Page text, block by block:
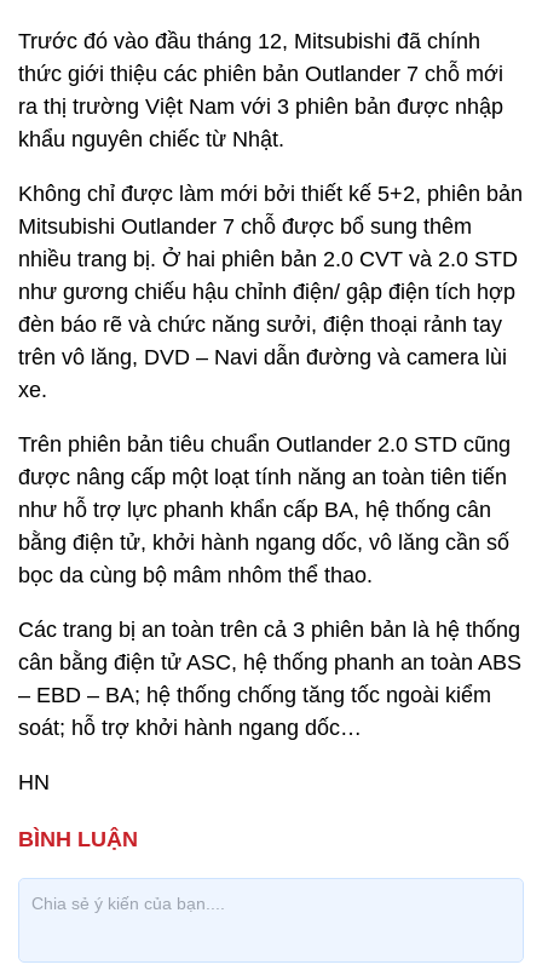
Trước đó vào đầu tháng 12, Mitsubishi đã chính
thức giới thiệu các phiên bản Outlander 7 chỗ mới
ra thị trường Việt Nam với 3 phiên bản được nhập
khẩu nguyên chiếc từ Nhật.
Không chỉ được làm mới bởi thiết kế 5+2, phiên bản
Mitsubishi Outlander 7 chỗ được bổ sung thêm
nhiều trang bị. Ở hai phiên bản 2.0 CVT và 2.0 STD
như gương chiếu hậu chỉnh điện/ gập điện tích hợp
đèn báo rẽ và chức năng sưởi, điện thoại rảnh tay
trên vô lăng, DVD – Navi dẫn đường và camera lùi
xe.
Trên phiên bản tiêu chuẩn Outlander 2.0 STD cũng
được nâng cấp một loạt tính năng an toàn tiên tiến
như hỗ trợ lực phanh khẩn cấp BA, hệ thống cân
bằng điện tử, khởi hành ngang dốc, vô lăng cần số
bọc da cùng bộ mâm nhôm thể thao.
Các trang bị an toàn trên cả 3 phiên bản là hệ thống
cân bằng điện tử ASC, hệ thống phanh an toàn ABS
– EBD – BA; hệ thống chống tăng tốc ngoài kiểm
soát; hỗ trợ khởi hành ngang dốc…
HN